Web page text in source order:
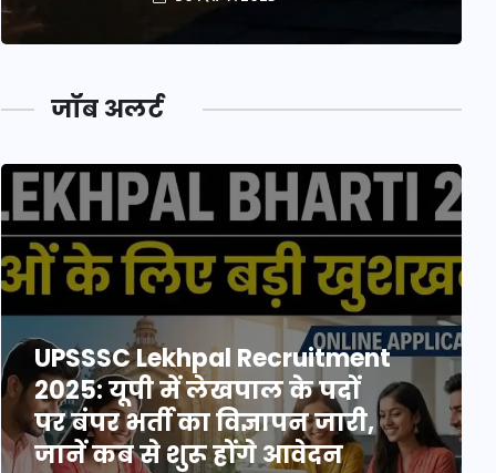
जॉब अलर्ट
UPSSSC Lekhpal Recruitment
2025: यूपी में लेखपाल के पदों
पर बंपर भर्ती का विज्ञापन जारी,
जानें कब से शुरू होंगे आवेदन